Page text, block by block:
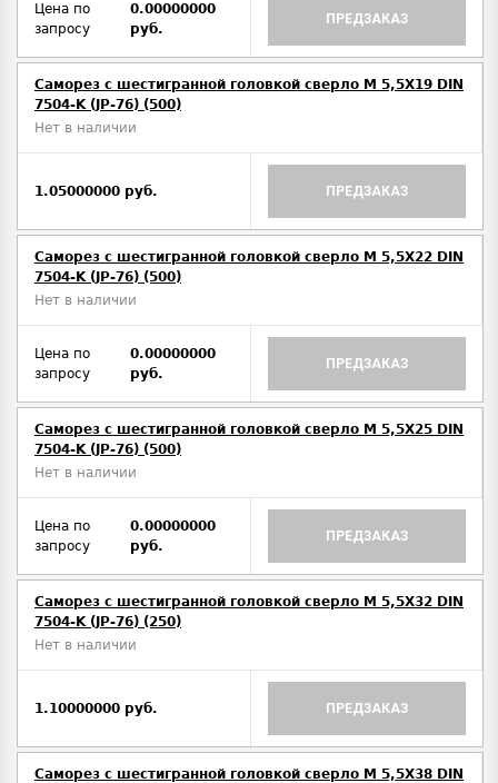
Цена по
запросу
0.00000000
руб.
ПРЕДЗАКАЗ
Саморез с шестигранной головкой сверло М 5,5Х19 DIN
7504-K (JP-76) (500)
Нет в наличии
1.05000000 руб. ПРЕДЗАКАЗ
Саморез с шестигранной головкой сверло М 5,5Х22 DIN
7504-K (JP-76) (500)
Нет в наличии
Цена по
запросу
0.00000000
руб.
ПРЕДЗАКАЗ
Саморез с шестигранной головкой сверло М 5,5Х25 DIN
7504-K (JP-76) (500)
Нет в наличии
Цена по
запросу
0.00000000
руб.
ПРЕДЗАКАЗ
Саморез с шестигранной головкой сверло М 5,5Х32 DIN
7504-K (JP-76) (250)
Нет в наличии
1.10000000 руб. ПРЕДЗАКАЗ
Саморез с шестигранной головкой сверло М 5,5Х38 DIN